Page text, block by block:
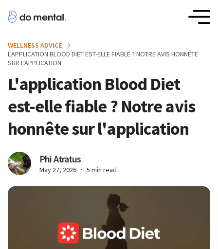
WELLNESS ADVICE
L'APPLICATION BLOOD DIET EST-ELLE FIABLE ? NOTRE AVIS HONNÊTE
SUR L'APPLICATION
L'application Blood Diet
est-elle fiable ? Notre avis
honnête sur l'application
Phi Atratus
May 27, 2026 5 min read